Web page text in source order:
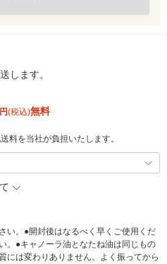
します。
円(税込)無料
料を当社が負担いたします。
い。●開封後はなるべく早くご使用くだ
。●キャノーラ油となたね油は同じもの
には変わりありません。よく振ってから